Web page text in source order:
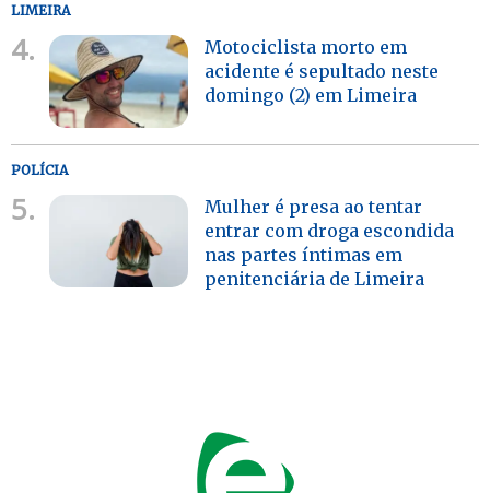
LIMEIRA
4.
Motociclista morto em
acidente é sepultado neste
domingo (2) em Limeira
POLÍCIA
5.
Mulher é presa ao tentar
entrar com droga escondida
nas partes íntimas em
penitenciária de Limeira